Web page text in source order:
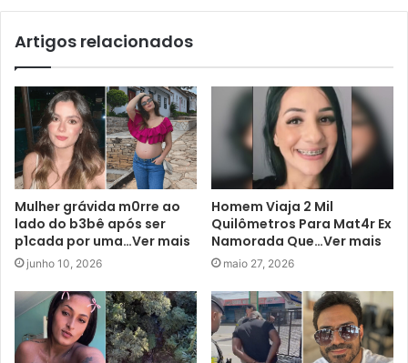
Artigos relacionados
Mulher grávida m0rre ao
lado do b3bê após ser
p1cada por uma…Ver mais
junho 10, 2026
Homem Viaja 2 Mil
Quilômetros Para Mat4r Ex
Namorada Que…Ver mais
maio 27, 2026